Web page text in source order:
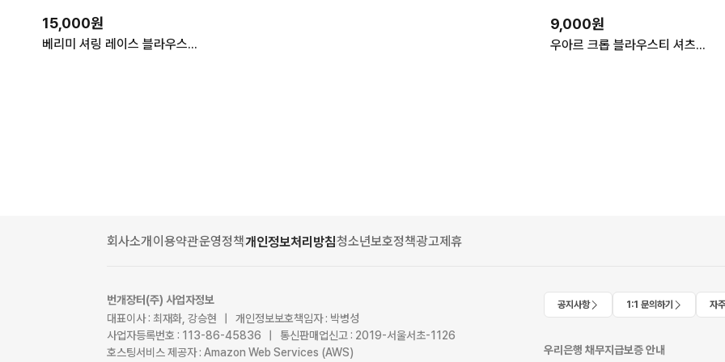
15,000원
베리미 셔링 레이스 블라우스 (onecolor) 반팔 와이셔츠
9,000원
우아르 크롭 블라우스티 셔츠 에이블리 지그재그
회사소개이용약관운영정책개인정보처리방침청소년보호정책광고제휴
번개장터(주) 사업자정보
대표이사 : 최재화, 강승현 | 개인정보보호책임자 : 박병성
사업자등록번호 : 113-86-45836 | 통신판매업신고 : 2019-서울서초-1126
호스팅서비스 제공자 : Amazon Web Services (AWS)
공지사항 1:1 문의하기 자
우리은행 채무지급보증 안내